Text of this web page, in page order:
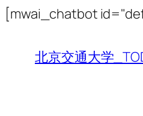
[mwai_chatbot
北京交通大学